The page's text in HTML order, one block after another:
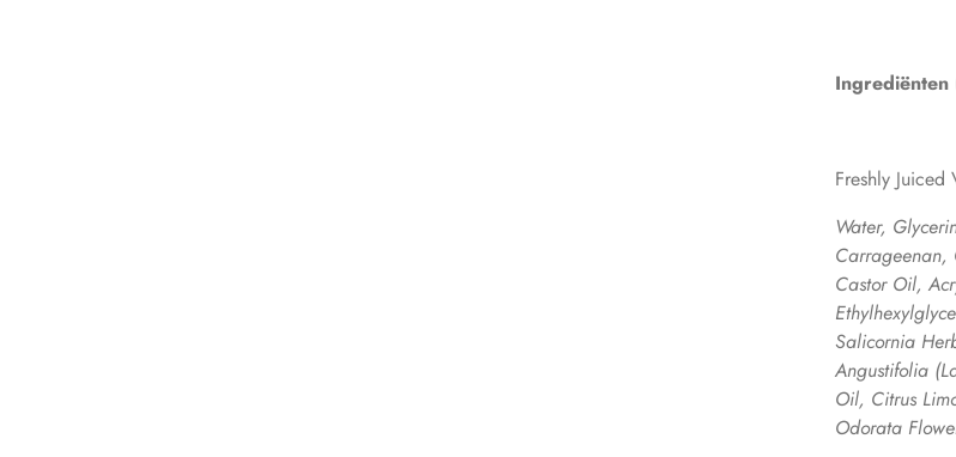
Ingrediënten
Freshly
Water,
Carrageenan,
Castor Oil,
Salicornia
Angustifolia
Oil, Citrus
Odorata